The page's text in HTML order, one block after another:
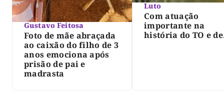
Gustavo Feitosa
Foto de mãe abraçada
ao caixão do filho de 3
anos emociona após
prisão de pai e
madrasta
Luto
Com atuação
importante na
história do TO e de